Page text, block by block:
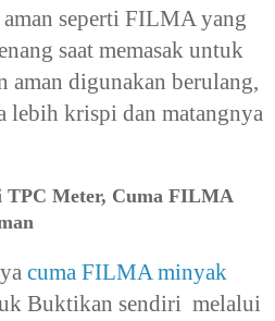
seperti FILMA yang
saat memasak untuk
aman digunakan berulang,
lebih krispi dan matangnya
Meter, Cuma FILMA
cuma FILMA minyak
Buktikan sendiri melalui